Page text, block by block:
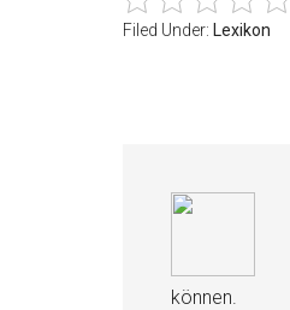
Filed Under: Lexikon
können.